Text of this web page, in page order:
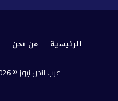
الرئيسية من نحن
عرب لندن نيوز © 2026 جميع الحقوق محفوظة.